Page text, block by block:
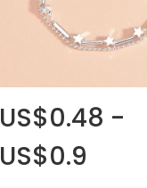
US$0.48 -
US$0.9